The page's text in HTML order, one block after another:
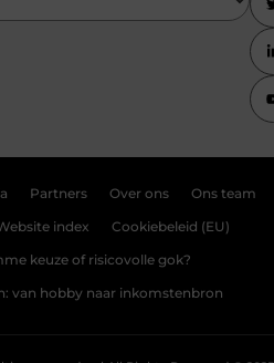
Partners Over ons Ons team
index Cookiebeleid (EU)
keuze of risicovolle gok?
van hobby naar inkomstenbron